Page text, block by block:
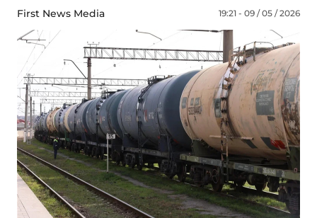
First News Media 19:21 - 09 / 05 / 2026